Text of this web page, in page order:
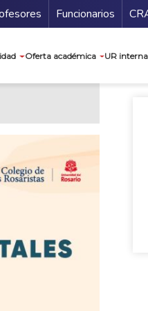
Funcionarios
Oferta académica UR